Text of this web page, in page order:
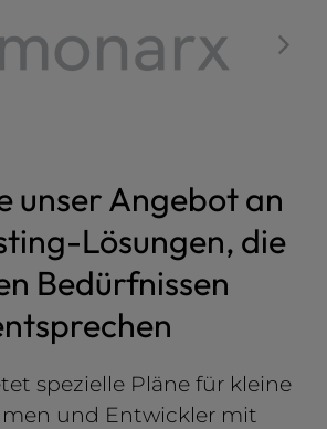
unser Angebot an
Lösungen, die
Bedürfnissen
spezielle Pläne für kleine
und Entwickler mit